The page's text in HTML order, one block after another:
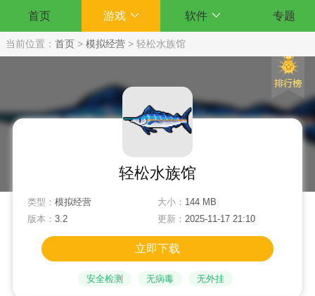
首页 游戏 软件 专题
当前位置： 首页 > 模拟经营 > 轻松水族馆
轻松水族馆
类型： 模拟经营 大小： 144 MB
版本： 3.2 更新： 2025-11-17 21:10
立即下载
安全检测 无病毒 无外挂